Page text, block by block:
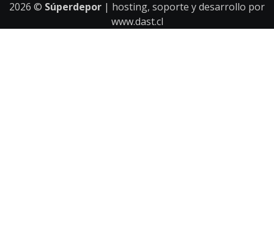
2026 © Súperdepor | hosting, soporte y desarrollo por
www.dast.cl